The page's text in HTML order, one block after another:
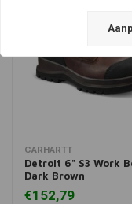
Vetersluiting met
Polyurethaan
Rubberen
Warmte-
CARHARTT
Detroit 6" S3 Work
Dark Brown
€152,79